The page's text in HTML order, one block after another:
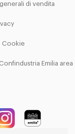
di vendita
Cookie
Emilia